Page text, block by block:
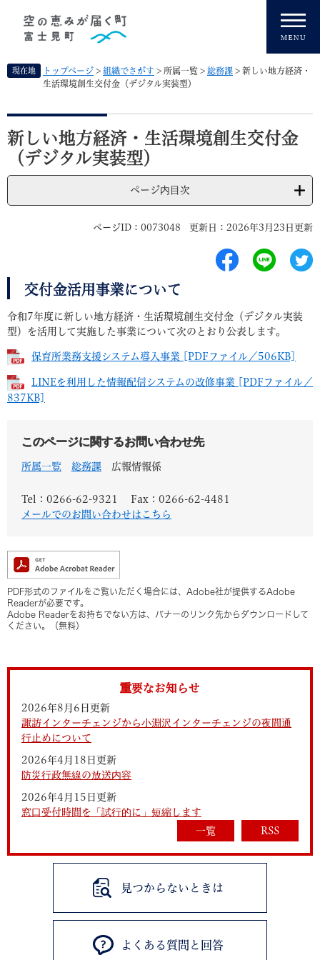
先
す
現在地 トップページ > 組織でさがす > 所属一覧 > 総務課 > 新しい地方経済・
生活環境創生交付金（デジタル実装型）
本
文
新しい地方経済・生活環境創生交付金
（デジタル実装型）
ページ内目次
ページID：0073048 更新日：2026年3月23日更新
交付金活用事業について
令和7年度に新しい地方経済・生活環境創生交付金（デジタル実装
型）を活用して実施した事業について次のとおり公表します。
保育所業務支援システム導入事業 [PDFファイル／506KB]
LINEを利用した情報配信システムの改修事業 [PDFファイル／
837KB]
このページに関するお問い合わせ先
所属一覧 総務課 広報情報係
Tel：0266-62-9321
Fax：0266-62-4481
メールでのお問い合わせはこちら
PDF形式のファイルをご覧いただく場合には、Adobe社が提供するAdobe
Readerが必要です。
Adobe Readerをお持ちでない方は、バナーのリンク先からダウンロードして
ください。（無料）
重要なお知らせ
2026年8月6日更新
諏訪インターチェンジから小淵沢インターチェンジの夜間通
行止めについて
2026年4月18日更新
防災行政無線の放送内容
2026年4月15日更新
窓口受付時間を「試行的に」短縮します
一覧
RSS
見つからないときは
よくある質問と回答